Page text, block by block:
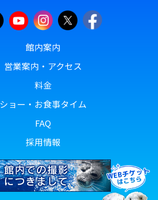
館内案内
営業案内・アクセス
料金
ショー・お食事タイム
FAQ
採用情報